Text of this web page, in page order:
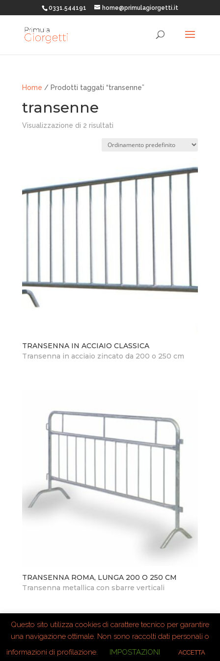
0331.544191 home@primulagiorgetti.it
Home / Prodotti taggati “transenne”
transenne
Visualizzazione di 2 risultati
TRANSENNA IN ACCIAIO CLASSICA
Transenna in acciaio zincato da 200 o 250 cm
TRANSENNA ROMA, LUNGA 200 O 250 CM
Transenna metallica con sbarre verticali
Primulagiorgetti ©Copyright 2020 – Mappa
Questo sito utilizza cookies di carattere tecnico per garantire
una navigazione ottimale. Non sono raccolti dati personali o
informazioni di profilazione.
IMPOSTAZIONI ACCETTA